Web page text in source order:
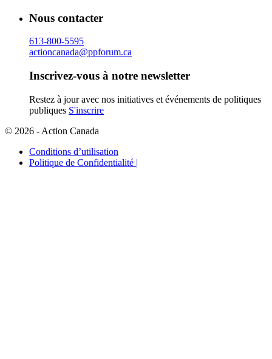
Nous contacter
613-800-5595
actioncanada@ppforum.ca
Inscrivez-vous à notre newsletter
Restez à jour avec nos initiatives et événements de politiques
publiques S'inscrire
© 2026 - Action Canada
Conditions d’utilisation
Politique de Confidentialité |